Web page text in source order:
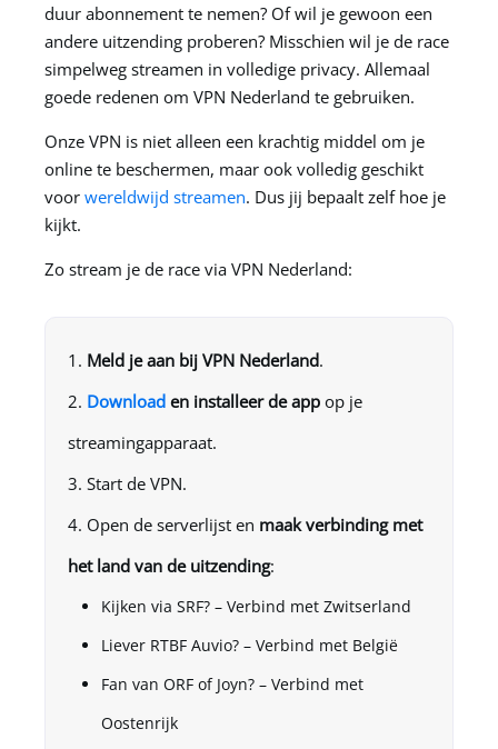
duur abonnement te nemen? Of wil je gewoon een
andere uitzending proberen? Misschien wil je de race
simpelweg streamen in volledige privacy. Allemaal
goede redenen om VPN Nederland te gebruiken.
Onze VPN is niet alleen een krachtig middel om je
online te beschermen, maar ook volledig geschikt
voor wereldwijd streamen. Dus jij bepaalt zelf hoe je
kijkt.
Zo stream je de race via VPN Nederland:
Meld je aan bij VPN Nederland.
Download en installeer de app op je
streamingapparaat.
Start de VPN.
Open de serverlijst en maak verbinding met
het land van de uitzending:
Kijken via SRF? – Verbind met Zwitserland
Liever RTBF Auvio? – Verbind met België
Fan van ORF of Joyn? – Verbind met
Oostenrijk